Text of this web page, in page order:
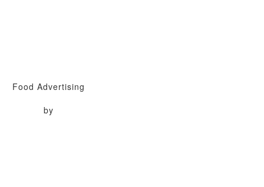
Food Advertising
by